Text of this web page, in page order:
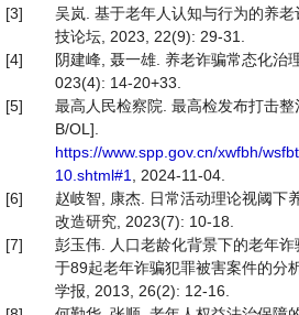
[3]
吴岚. 基于老年人认知与行为的养
技论坛, 2023, 22(9): 29-31.
[4]
阴建峰, 聂一雄. 养老诈骗常态化治
023(4): 14-20+33.
[5]
最高人民检察院. 最高检发布打击
B/OL].
https://www.spp.gov.cn/xwfbh/
10.shtml#1
, 2024-11-04.
[6]
赵岐智, 康杰. 日常活动理论视阈下
改造研究, 2023(7): 10-18.
[7]
彭玉伟. 人口老龄化背景下的老年
于89起老年诈骗犯罪被害案件的分
学报, 2013, 26(2): 12-16.